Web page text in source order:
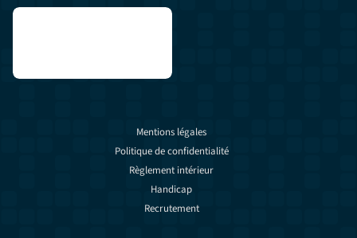
Mentions légales
Politique de confidentialité
Règlement intérieur
Handicap
Recrutement